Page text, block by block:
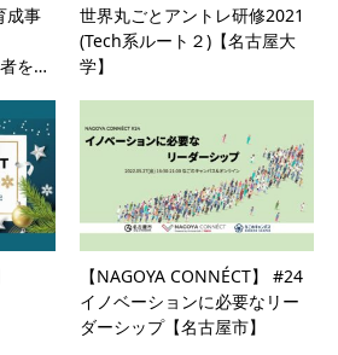
成事
を…
世界丸ごとアントレ研修2021
(Tech系ルート２)【名古屋大
学】
【NAGOYA CONNÉCT】 #24
イノベーションに必要なリー
ダーシップ【名古屋市】